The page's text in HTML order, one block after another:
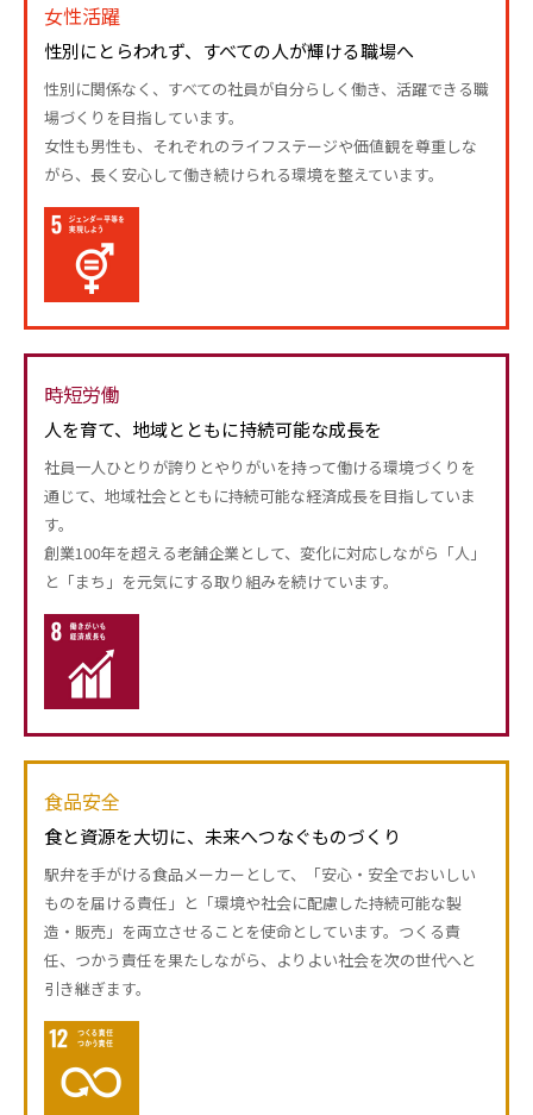
女性活躍
性別にとらわれず、すべての人が輝ける職場へ
性別に関係なく、すべての社員が自分らしく働き、活躍できる職
場づくりを目指しています。
女性も男性も、それぞれのライフステージや価値観を尊重しな
がら、長く安心して働き続けられる環境を整えています。
時短労働
人を育て、地域とともに持続可能な成長を
社員一人ひとりが誇りとやりがいを持って働ける環境づくりを
通じて、地域社会とともに持続可能な経済成長を目指していま
す。
創業100年を超える老舗企業として、変化に対応しながら「人」
と「まち」を元気にする取り組みを続けています。
食品安全
食と資源を大切に、未来へつなぐものづくり
駅弁を手がける食品メーカーとして、「安心・安全でおいしい
ものを届ける責任」と「環境や社会に配慮した持続可能な製
造・販売」を両立させることを使命としています。つくる責
任、つかう責任を果たしながら、よりよい社会を次の世代へと
引き継ぎます。